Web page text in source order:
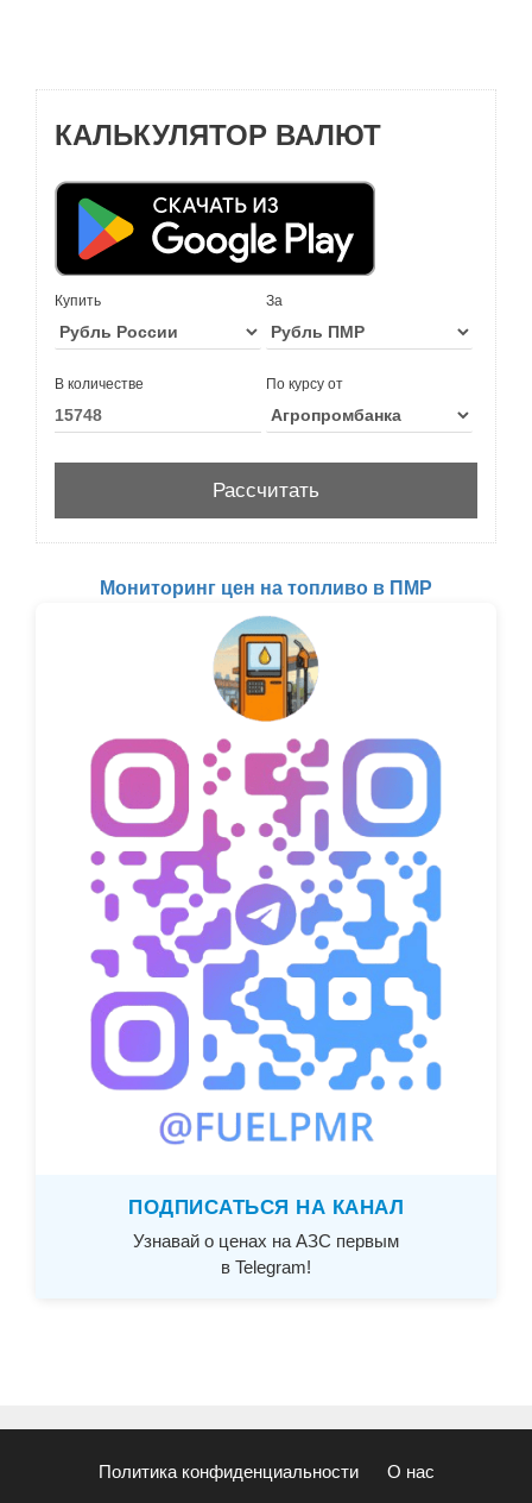
КАЛЬКУЛЯТОР ВАЛЮТ
Купить За
В количестве По курсу от
Мониторинг цен на топливо в ПМР
ПОДПИСАТЬСЯ НА КАНАЛ
Узнавай о ценах на АЗС первым
в Telegram!
Политика конфиденциальности О нас